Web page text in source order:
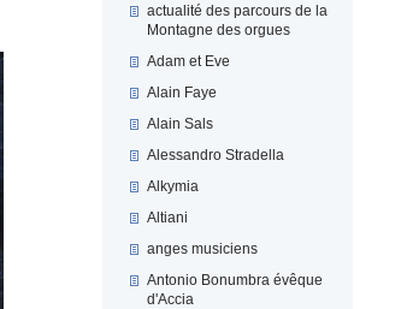
actualité des parcours de la
Montagne des orgues
Adam et Eve
Alain Faye
Alain Sals
Alessandro Stradella
Alkymia
Altiani
anges musiciens
Antonio Bonumbra évêque
d'Accia